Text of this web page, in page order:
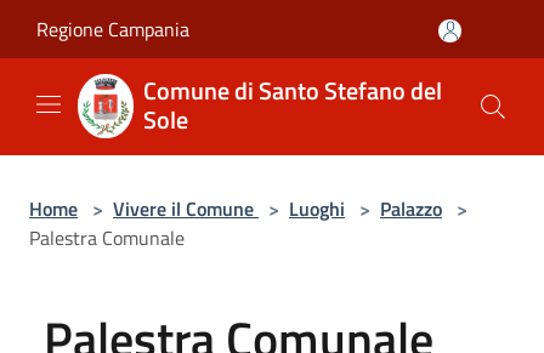
Regione Campania
Comune di Santo Stefano del
Sole
Home > Vivere il Comune > Luoghi > Palazzo >
Palestra Comunale